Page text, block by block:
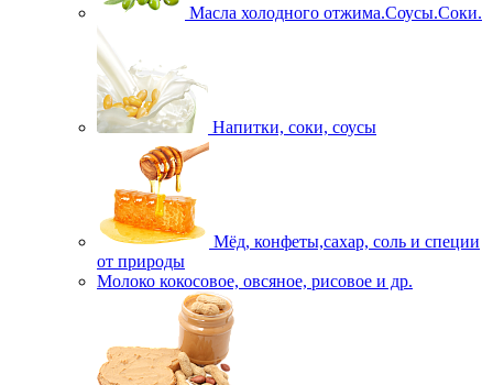
Масла холодного отжима.Соусы.Соки.
Напитки, соки, соусы
Мёд, конфеты,сахар, соль и специи
от природы
Молоко кокосовое, овсяное, рисовое и др.